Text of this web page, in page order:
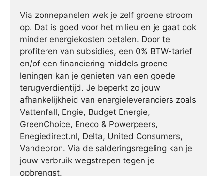
Via zonnepanelen wek je zelf groene stroom
op. Dat is goed voor het milieu en je gaat ook
minder energiekosten betalen. Door te
profiteren van subsidies, een 0% BTW-tarief
en/of een financiering middels groene
leningen kan je genieten van een goede
terugverdientijd. Je beperkt zo jouw
afhankelijkheid van energieleveranciers zoals
Vattenfall, Engie, Budget Energie,
GreenChoice, Eneco & Powerpeers,
Enegiedirect.nl, Delta, United Consumers,
Vandebron. Via de salderingsregeling kan je
jouw verbruik wegstrepen tegen je
opbrengst.